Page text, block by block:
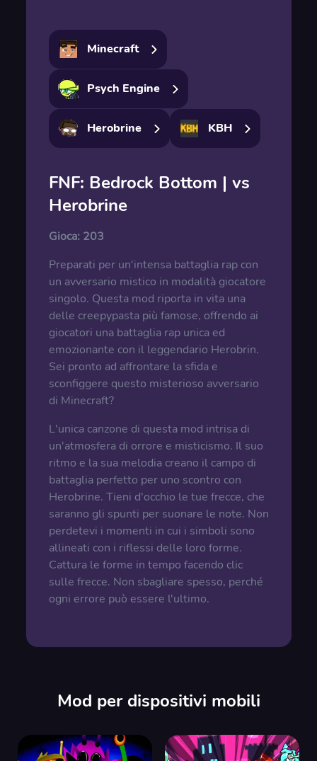
Minecraft
Psych Engine
Herobrine KBH
FNF: Bedrock Bottom | vs
Herobrine
Gioca: 203
Preparati per un'intensa battaglia rap con
un avversario mistico in modalità giocatore
singolo. Questa mod riporta in vita una
delle creepypasta più famose, offrendo ai
giocatori una battaglia rap unica ed
emozionante con il leggendario Herobrin.
Sei pronto ad affrontare la sfida e
sconfiggere questo misterioso avversario
di Minecraft?
L'unica canzone di questa mod intrisa di
un'atmosfera di orrore e misticismo. Il suo
ritmo e la sua melodia creano il campo di
battaglia perfetto per uno scontro con
Herobrine. Tieni d'occhio le tue frecce, che
saranno gli spunti per suonare le note. Non
perdetevi i momenti in cui i simboli sono
allineati con i riflessi delle loro forme.
Cattura le forme in tempo facendo clic
sulle frecce. Non sbagliare spesso, perché
ogni errore può essere l'ultimo.
Mod per dispositivi mobili